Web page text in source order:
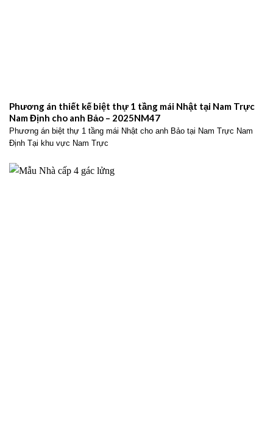
Phương án thiết kế biệt thự 1 tầng mái Nhật tại Nam Trực
Nam Định cho anh Bảo – 2025NM47
Phương án biệt thự 1 tầng mái Nhật cho anh Bảo tại Nam Trực Nam
Định Tại khu vực Nam Trực